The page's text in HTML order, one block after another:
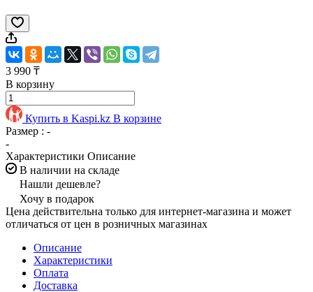
3 990 ₸
В корзину
Купить в Kaspi.kz В корзине
Размер : -
-
Характеристики Описание
В наличии на складе
Нашли дешевле?
Хочу в подарок
Цена действительна только для интернет-магазина и может
отличаться от цен в розничных магазинах
Описание
Характеристики
Оплата
Доставка